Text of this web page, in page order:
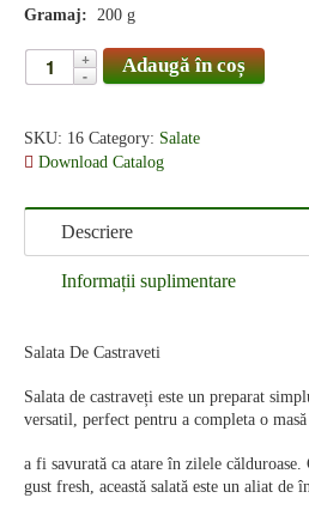
Gramaj: 200 g
Adaugă în coș
SKU: 16 Category: Salate
Download Catalog
Descriere
Informații suplimentare
Salata De Castraveti
Salata de castraveți este un preparat
versatil, perfect pentru a completa o masă
a fi savurată ca atare în zilele
gust fresh, această salată este un aliat de